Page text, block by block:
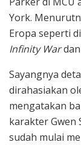
York.
Eropa seperti
Infinity Wardan
Sayangnya
dirahasiakan
mengatakan
karakter Gwen
sudah mulai